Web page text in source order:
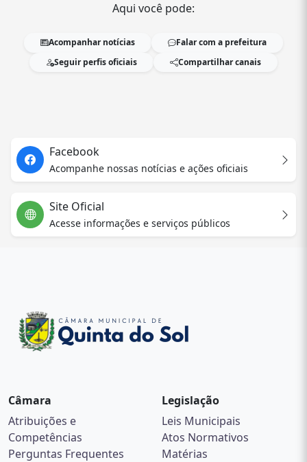
Aqui você pode:
Acompanhar notícias
Falar com a prefeitura
Seguir perfis oficiais
Compartilhar canais
Facebook
Acompanhe nossas notícias e ações oficiais
Site Oficial
Acesse informações e serviços públicos
Câmara
Atribuições e
Competências
Perguntas Frequentes
Legislação
Leis Municipais
Atos Normativos
Matérias